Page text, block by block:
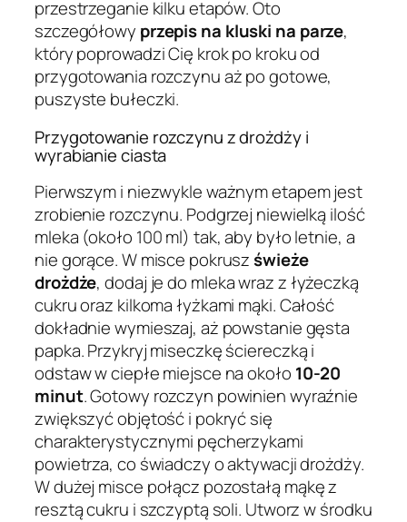
przestrzeganie kilku etapów. Oto
szczegółowy przepis na kluski na parze,
który poprowadzi Cię krok po kroku od
przygotowania rozczynu aż po gotowe,
puszyste bułeczki.
Przygotowanie rozczynu z drożdży i
wyrabianie ciasta
Pierwszym i niezwykle ważnym etapem jest
zrobienie rozczynu. Podgrzej niewielką ilość
mleka (około 100 ml) tak, aby było letnie, a
nie gorące. W misce pokruszświeże
drożdże, dodaj je do mleka wraz z łyżeczką
cukru oraz kilkoma łyżkami mąki. Całość
dokładnie wymieszaj, aż powstanie gęsta
papka. Przykryj miseczkę ściereczką i
odstaw w ciepłe miejsce na około 10-20
minut. Gotowy rozczyn powinien wyraźnie
zwiększyć objętość i pokryć się
charakterystycznymi pęcherzykami
powietrza, co świadczy o aktywacji drożdży.
W dużej misce połącz pozostałą mąkę z
resztą cukru i szczyptą soli. Utworz w środku